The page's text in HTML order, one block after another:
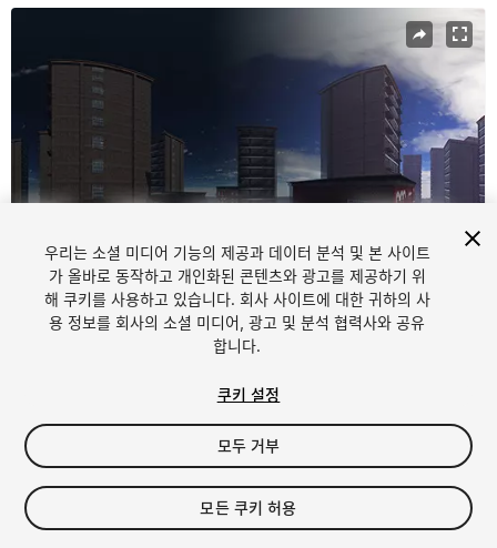
1/4
$8.95
우리는 소셜 미디어 기능의 제공과 데이터 분석 및 본 사이트
가 올바로 동작하고 개인화된 콘텐츠와 광고를 제공하기 위
해 쿠키를 사용하고 있습니다. 회사 사이트에 대한 귀하의 사
용 정보를 회사의 소셜 미디어, 광고 및 분석 협력사와 공유
합니다.
쿠키 설정
모두 거부
모든 쿠키 허용